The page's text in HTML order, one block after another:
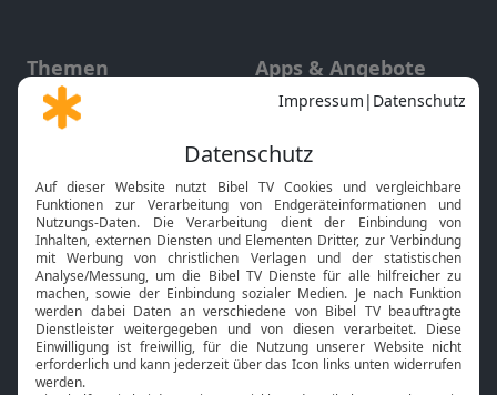
Themen
Gott und Bibel erklärt
Neuigkeiten
Apps & Angebote
Mobile App
Smart TV
HbbTV
Bibelthek Online-Bibel
Nächster Gottesdienst
Bibel TV Service